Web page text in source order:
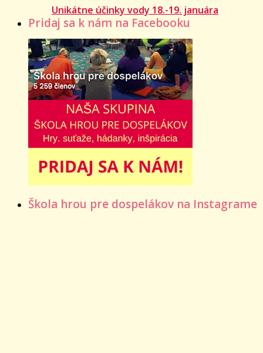
Unikátne účinky vody 18.-19. januára
Pridaj sa k nám na Facebooku
Škola hrou pre dospelákov na Instagrame